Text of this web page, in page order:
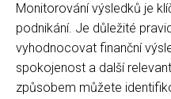
Monitorování výsledků je
podnikání. Je důležité
vyhodnocovat finanční
spokojenost a další
způsobem můžete